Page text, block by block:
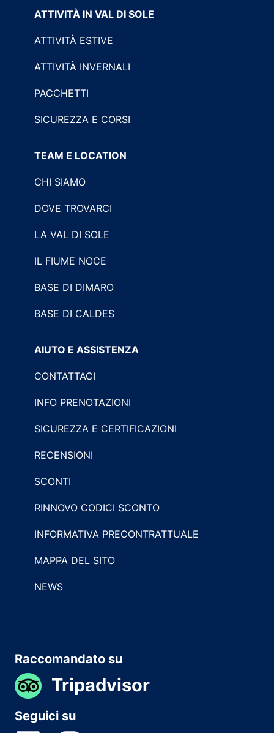
ATTIVITÀ IN VAL DI SOLE
ATTIVITÀ ESTIVE
ATTIVITÀ INVERNALI
PACCHETTI
SICUREZZA E CORSI
TEAM E LOCATION
CHI SIAMO
DOVE TROVARCI
LA VAL DI SOLE
IL FIUME NOCE
BASE DI DIMARO
BASE DI CALDES
AIUTO E ASSISTENZA
CONTATTACI
INFO PRENOTAZIONI
SICUREZZA E CERTIFICAZIONI
RECENSIONI
SCONTI
RINNOVO CODICI SCONTO
INFORMATIVA PRECONTRATTUALE
MAPPA DEL SITO
NEWS
Raccomandato su
Tripadvisor
Seguici su